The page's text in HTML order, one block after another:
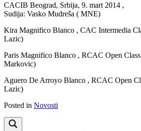
CACIB Beograd, Srbija, 9. mart 2014 ,
Sudija: Vasko Mudreša ( MNE)
Kira Magnifico Blanco , CAC Intermedia
Lazic)
Paris Magnifico Blanco , RCAC Open
Markovic)
Aguero De Arroyo Blanco , RCAC Open
Lazic)
Posted in Novosti